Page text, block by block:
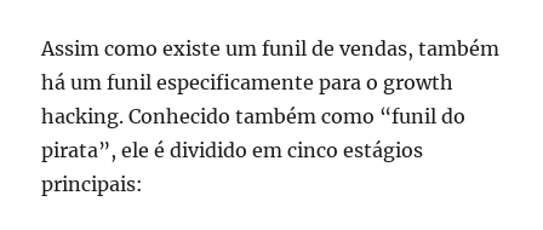
Assim como existe um funil de vendas, também
há um funil especificamente para o growth
hacking. Conhecido também como “funil do
pirata”, ele é dividido em cinco estágios
principais: